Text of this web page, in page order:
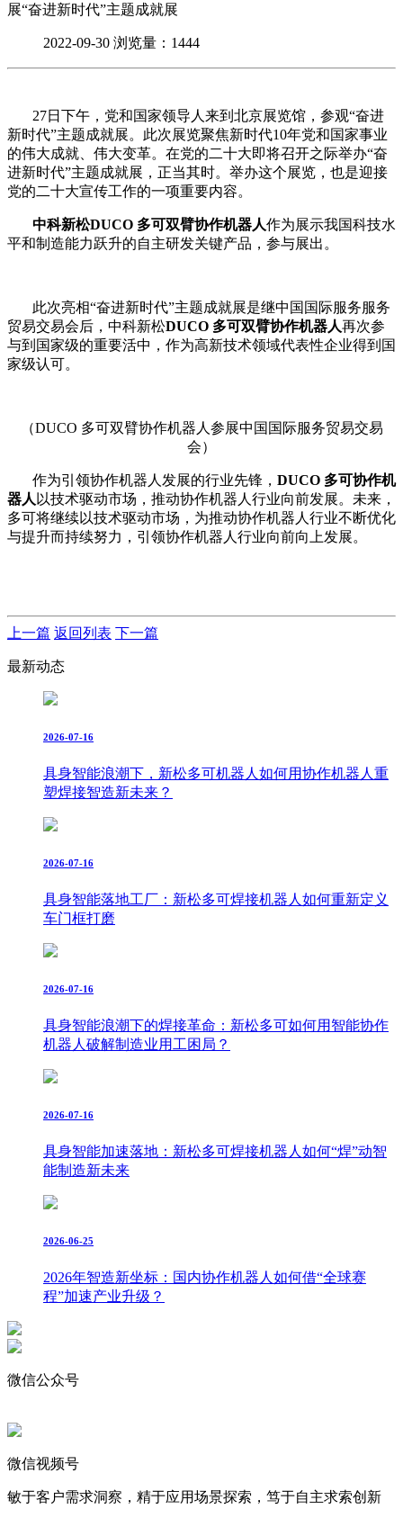
展“奋进新时代”主题成就展
2022-09-30 浏览量：1444
27日下午，党和国家领导人来到北京展览馆，参观“奋进
新时代”主题成就展。此次展览聚焦新时代10年党和国家事业
的伟大成就、伟大变革。在党的二十大即将召开之际举办“奋
进新时代”主题成就展，正当其时。举办这个展览，也是迎接
党的二十大宣传工作的一项重要内容。
中科新松DUCO 多可双臂协作机器人作为展示我国科技水
平和制造能力跃升的自主研发关键产品，参与展出。
此次亮相“奋进新时代”主题成就展是继中国国际服务服务
贸易交易会后，中科新松DUCO 多可双臂协作机器人再次参
与到国家级的重要活中，作为高新技术领域代表性企业得到国
家级认可。
（DUCO 多可双臂协作机器人参展中国国际服务贸易交易
会）
作为引领协作机器人发展的行业先锋， DUCO 多可协作机
器人 以技术驱动市场，推动协作机器人行业向前发展。未来，
多可将继续以技术驱动市场，为推动协作机器人行业不断优化
与提升而持续努力，引领协作机器人行业向前向上发展。
上一篇 返回列表 下一篇
最新动态
2026-07-16
具身智能浪潮下，新松多可机器人如何用协作机器人重
塑焊接智造新未来？
2026-07-16
具身智能落地工厂：新松多可焊接机器人如何重新定义
车门框打磨
2026-07-16
具身智能浪潮下的焊接革命：新松多可如何用智能协作
机器人破解制造业用工困局？
2026-07-16
具身智能加速落地：新松多可焊接机器人如何“焊”动智
能制造新未来
2026-06-25
2026年智造新坐标：国内协作机器人如何借“全球赛
程”加速产业升级？
微信公众号
微信视频号
敏于客户需求洞察，精于应用场景探索，笃于自主求索创新